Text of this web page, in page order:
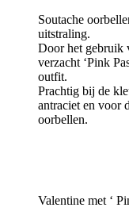
Soutache
uitstraling.
Door het gebruik
verzacht ‘Pink
outfit.
Prachtig bij de
antraciet en voor
oorbellen.
Valentine met ‘